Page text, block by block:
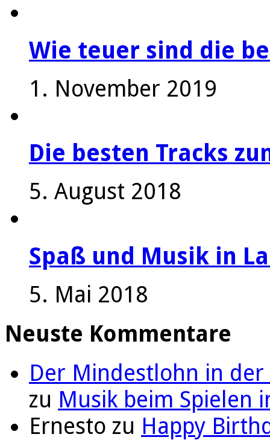
Wie teuer sind die
1. November 2019
Die besten Tracks
5. August 2018
Spaß und Musik in
5. Mai 2018
Neuste Kommentare
Der Mindestlohn in der
zu Musik beim Spielen
Ernesto zu Happy